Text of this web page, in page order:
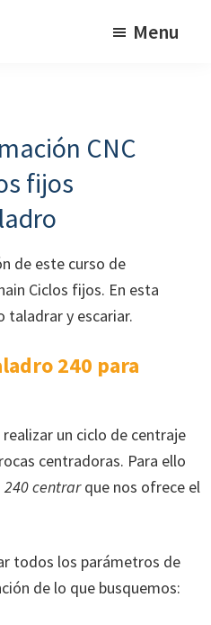
Menu
CNC
fijos
de este curso de
Ciclos fijos. En esta
taladrar y escariar.
240 para
un ciclo de centraje
centradoras. Para ello
240 centrarque nos ofrece el
todos los parámetros de
de lo que busquemos: